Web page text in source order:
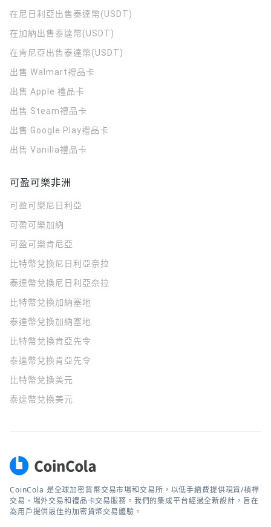
在尼日利亞出售泰達幣(USDT)
在加納出售泰達幣(USDT)
在肯尼亞出售泰達幣(USDT)
出售 Walmart禮品卡
出售 Apple 禮品卡
出售 Steam禮品卡
出售 Google Play禮品卡
出售 Vanilla禮品卡
可盈可樂非洲
可盈可樂 尼日利亞
可盈可樂加納
可盈可樂肯尼亞
比特幣兌換尼日利亞奈拉
泰達幣兌換尼日利亞奈拉
比特幣兌換加納塞地
泰達幣兌換加納塞地
比特幣兌換肯亞先令
泰達幣兌換肯亞先令
比特幣兌換美元
泰達幣兌換美元
CoinCola 是全球加密貨幣交易市場和交易所，以低手續費提供現貨/槓桿
交易、場外交易和禮品卡交易服務。我們的集成平台經過全新設計，旨在
為用戶提供最佳的加密貨幣交易體驗。